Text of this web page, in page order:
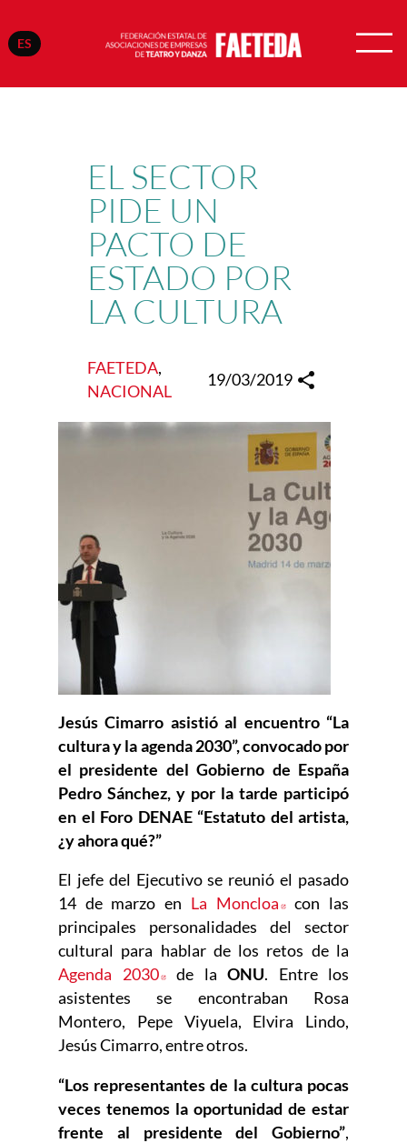
ES
Saltar
EL SECTOR
PIDE UN
PACTO DE
ESTADO POR
LA CULTURA
FAETEDA
NACIONAL
19/03/2019
Jesús Cimarro asistió al encuentro “La
cultura y la agenda 2030”, convocado por
el presidente del Gobierno de España
Pedro Sánchez, y por la tarde participó
en el Foro DENAE “Estatuto del artista,
¿y ahora qué?”
El jefe del Ejecutivo se reunió el pasado
14 de marzo en La Moncloa Abre en nueva
con las
principales personalidades del sector
cultural para hablar de los retos de la
Agenda 2030 Abre en nueva ventana
de la ONU. Entre los
asistentes se encontraban Rosa
Montero, Pepe Viyuela, Elvira Lindo,
Jesús Cimarro, entre otros.
“Los representantes de la cultura pocas
veces tenemos la oportunidad de estar
frente al presidente del Gobierno”,